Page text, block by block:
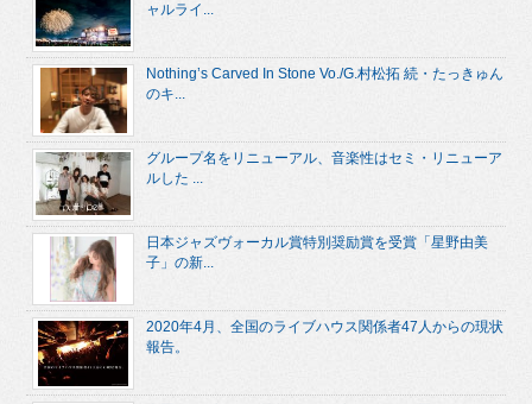
ャルライ...
Nothing’s Carved In Stone Vo./G.村松拓 続・たっきゅん
のキ...
グループ名をリニューアル、音楽性はセミ・リニューア
ルした ...
日本ジャズヴォーカル賞特別奨励賞を受賞「星野由美
子」の新...
2020年4月、全国のライブハウス関係者47人からの現状
報告。